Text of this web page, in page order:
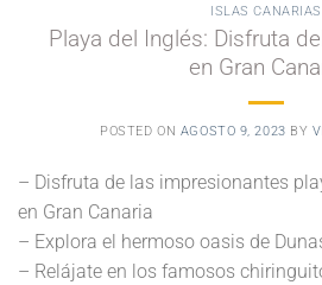
ISLAS CANARIAS
Playa del Inglés: Disfruta
en Gran
POSTED ON AGOSTO 9, 2023 BY
– Disfruta de las impresionantes
en Gran Canaria
– Explora el hermoso oasis de
– Relájate en los famosos